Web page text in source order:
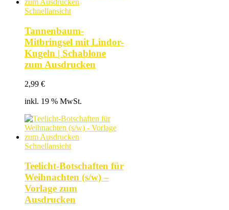
Schnellansicht
Tannenbaum-
Mitbringsel mit Lindor-
Kugeln | Schablone
zum Ausdrucken
2,99 €
inkl. 19 % MwSt.
Schnellansicht
Teelicht-Botschaften für
Weihnachten (s/w) –
Vorlage zum
Ausdrucken